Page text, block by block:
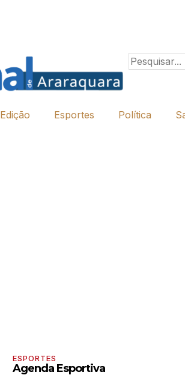
Edição Esportes Política
ESPORTES
Agenda Esportiva